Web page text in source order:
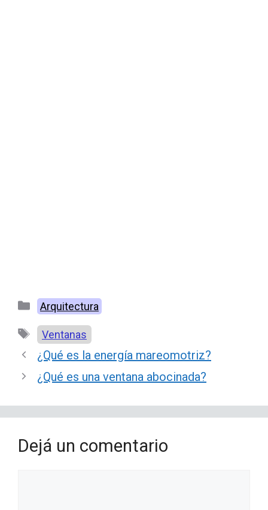
Categorías
Arquitectura
Etiquetas
Ventanas
¿Qué es la energía mareomotriz?
¿Qué es una ventana abocinada?
Dejá un comentario